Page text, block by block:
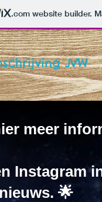
.com website builder.
JVW
meer
Instagram
🌟